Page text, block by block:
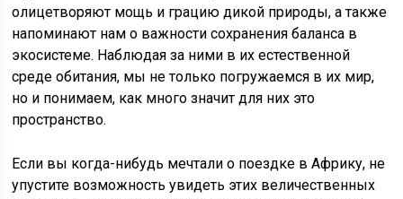
олицетворяют мощь и грацию дикой природы, а также
напоминают нам о важности сохранения баланса в
экосистеме. Наблюдая за ними в их естественной
среде обитания, мы не только погружаемся в их мир,
но и понимаем, как много значит для них это
пространство.
Если вы когда-нибудь мечтали о поездке в Африку, не
упустите возможность увидеть этих величественных